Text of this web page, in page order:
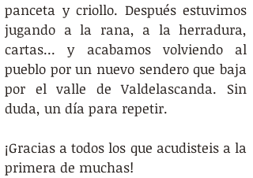
panceta y criollo. Después estuvimos
jugando a la rana, a la herradura,
cartas... y acabamos volviendo al
pueblo por un nuevo sendero que baja
por el valle de Valdelascanda. Sin
duda, un día para repetir.
¡Gracias a todos los que acudisteis a la
primera de muchas!